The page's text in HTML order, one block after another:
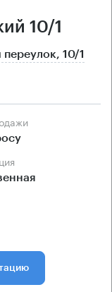
10/1
10/1